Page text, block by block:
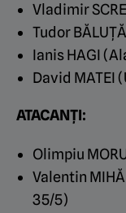
Vladimir
Tudor
Ianis HAGI
David MATEI
ATACANȚI:
Olimpiu
Valentin
35/5)